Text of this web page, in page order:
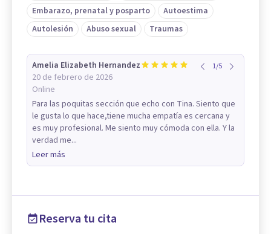
Embarazo, prenatal y posparto
Autoestima
Autolesión
Abuso sexual Traumas
Amelia Elizabeth Hernandez
20 de febrero de 2026
Online
1/5
Para las poquitas sección que echo con Tina. Siento que
le gusta lo que hace,tiene mucha empatía es cercana y
es muy profesional. Me siento muy cómoda con ella. Y la
verdad me...
Leer más
Reserva tu cita